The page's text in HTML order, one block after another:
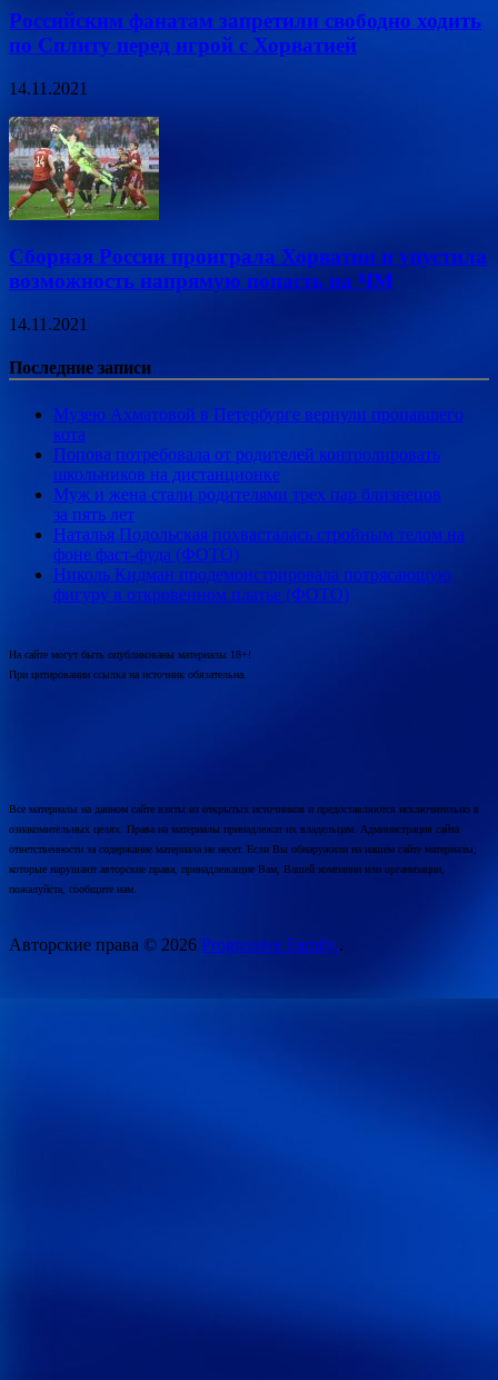
Российским фанатам запретили свободно ходить
по Сплиту перед игрой с Хорватией
14.11.2021
Сборная России проиграла Хорватии и упустила
возможность напрямую попасть на ЧМ
14.11.2021
Последние записи
Музею Ахматовой в Петербурге вернули пропавшего
кота
Попова потребовала от родителей контролировать
школьников на дистанционке
Муж и жена стали родителями трех пар близнецов
за пять лет
Наталья Подольская похвасталась стройным телом на
фоне фаст-фуда (ФОТО)
Николь Кидман продемонстрировала потрясающую
фигуру в откровенном платье (ФОТО)
На сайте могут быть опубликованы материалы 18+!
При цитировании ссылка на источник обязательна.
Все материалы на данном сайте взяты из открытых источников и предоставляются исключительно в
ознакомительных целях. Права на материалы принадлежат их владельцам. Администрация сайта
ответственности за содержание материала не несет. Если Вы обнаружили на нашем сайте материалы,
которые нарушают авторские права, принадлежащие Вам, Вашей компании или организации,
пожалуйста, сообщите нам.
Авторские права © 2026 Progressive Family..